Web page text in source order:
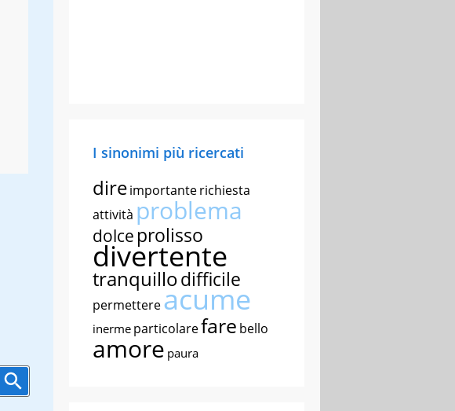
I sinonimi più ricercati
direimportanterichiesta
attività problema
dolce prolisso
divertente
tranquillodifficile
permettereacume
inerme particolarefare bello
amore paura